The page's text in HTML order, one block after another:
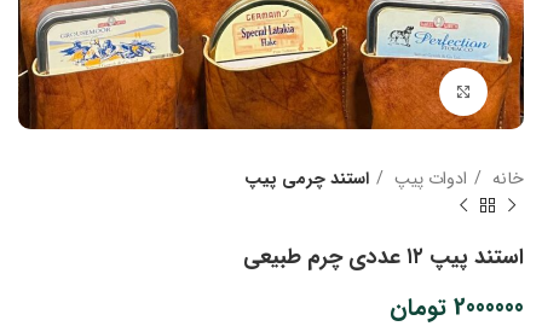
بزرگنمایی تصویر
خانه ادوات پیپ استند چرمی پیپ
استند پیپ ۱۲ عددی چرم طبیعی
2000000 تومان